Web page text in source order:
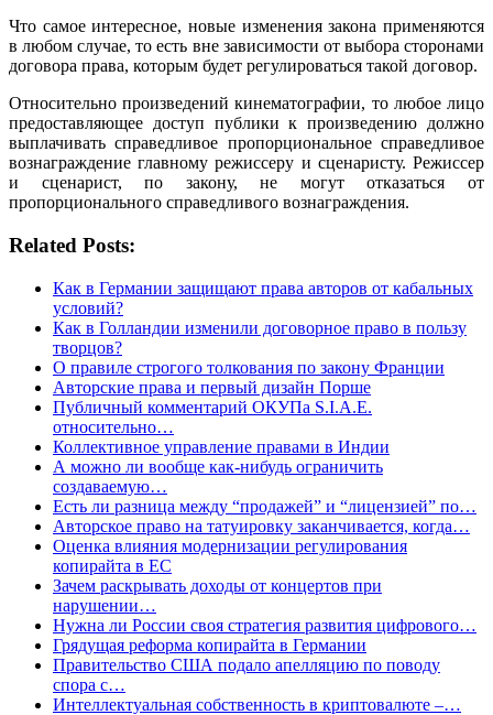
Что самое интересное, новые изменения закона применяются
в любом случае, то есть вне зависимости от выбора сторонами
договора права, которым будет регулироваться такой договор.
Относительно произведений кинематографии, то любое лицо
предоставляющее доступ публики к произведению должно
выплачивать справедливое пропорциональное справедливое
вознаграждение главному режиссеру и сценаристу. Режиссер
и сценарист, по закону, не могут отказаться от
пропорционального справедливого вознаграждения.
Related Posts:
Как в Германии защищают права авторов от кабальных
условий?
Как в Голландии изменили договорное право в пользу
творцов?
О правиле строгого толкования по закону Франции
Авторские права и первый дизайн Порше
Публичный комментарий ОКУПа S.I.A.E.
относительно…
Коллективное управление правами в Индии
А можно ли вообще как-нибудь ограничить
создаваемую…
Есть ли разница между “продажей” и “лицензией” по…
Авторское право на татуировку заканчивается, когда…
Оценка влияния модернизации регулирования
копирайта в ЕС
Зачем раскрывать доходы от концертов при
нарушении…
Нужна ли России своя стратегия развития цифрового…
Грядущая реформа копирайта в Германии
Правительство США подало апелляцию по поводу
спора с…
Интеллектуальная собственность в криптовалюте –…